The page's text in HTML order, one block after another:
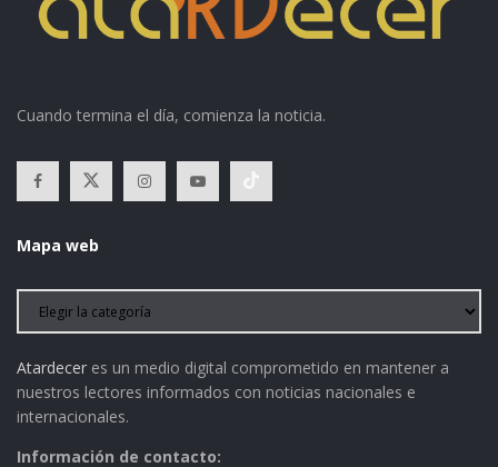
Cuando termina el día, comienza la noticia.
Mapa web
Atardecer es un medio digital comprometido en mantener a
nuestros lectores informados con noticias nacionales e
internacionales.
Información de contacto: